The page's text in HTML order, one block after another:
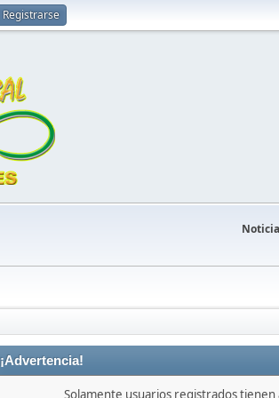
Registrarse
¡Advertencia!
Solamente usuarios registrados tienen